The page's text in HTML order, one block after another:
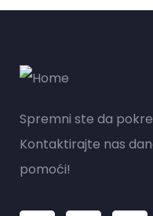
Spremni ste da
Kontaktirajte nas
pomoći!